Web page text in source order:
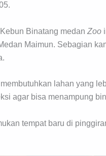
Binatang medan Zoo
Maimun. Sebagian
lahan yang
agar bisa menampung
tempat baru di